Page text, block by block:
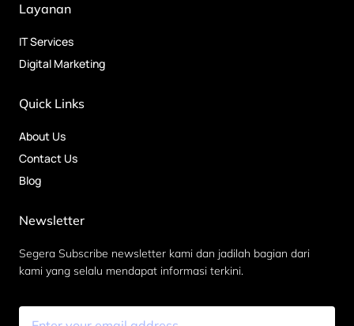
Layanan
IT Services
Digital Marketing
Quick Links
About Us
Contact Us
Blog
Newsletter
Segera Subscribe newsletter kami dan jadilah bagian dari
kami yang selalu mendapat informasi terkini.